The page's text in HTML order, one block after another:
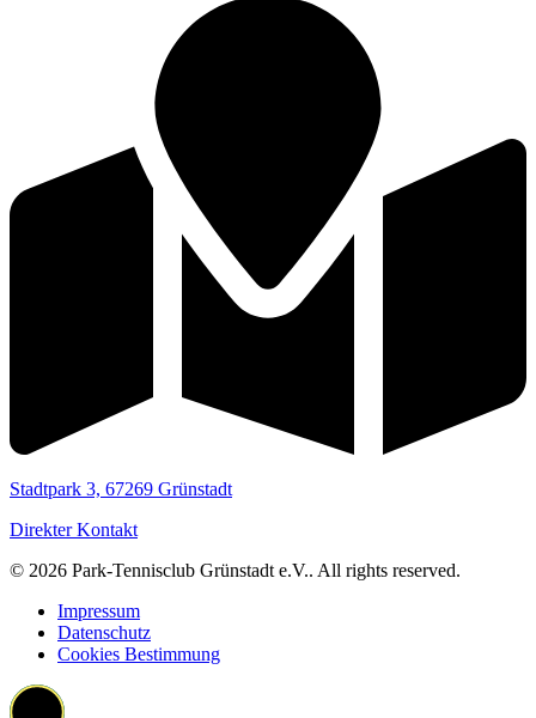
Stadtpark 3, 67269 Grünstadt
Direkter Kontakt
© 2026 Park-Tennisclub Grünstadt e.V.. All rights reserved.
Impressum
Datenschutz
Cookies Bestimmung